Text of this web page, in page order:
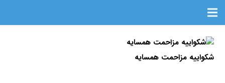
شکواییه مزاحمت همسایه